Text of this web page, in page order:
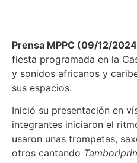
Prensa MPPC (09/12/
fiesta programada en la
y sonidos africanos y
sus espacios.
Inició su presentación en
integrantes iniciaron el
usaron unas trompetas,
otros cantando